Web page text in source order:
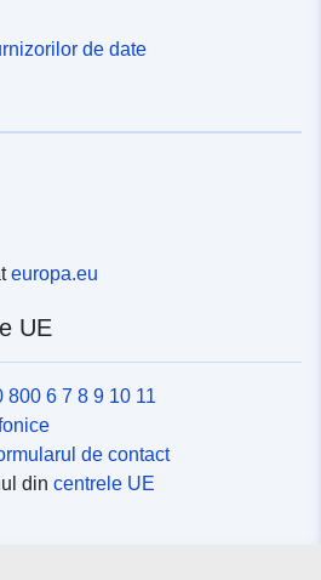
de date
europa.eu
UE
800 6 7 8 9 10 11
de contact
din centrele UE